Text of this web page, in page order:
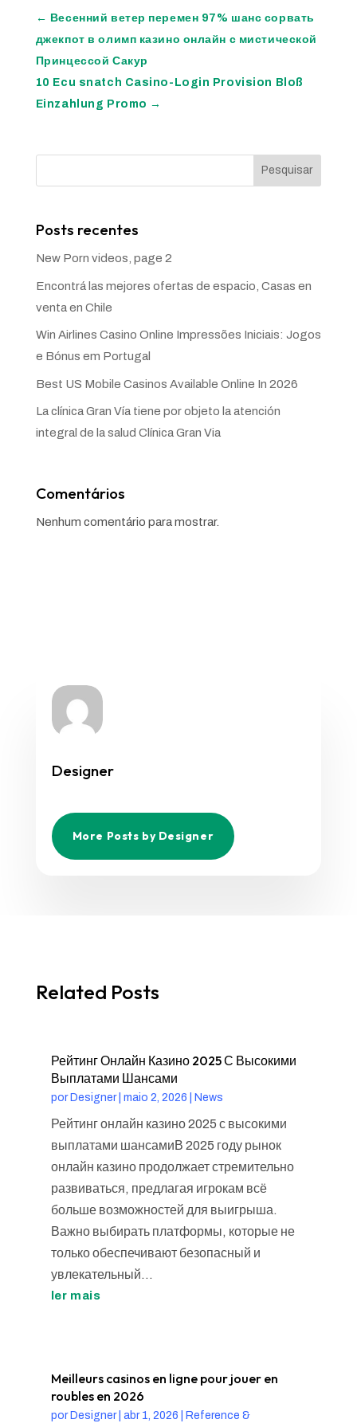
← Весенний ветер перемен 97% шанс сорвать
джекпот в олимп казино онлайн с мистической
Принцессой Сакур
10 Ecu snatch Casino-Login Provision Bloß
Einzahlung Promo →
Pesquisar
Posts recentes
New Porn videos, page 2
Encontrá las mejores ofertas de espacio, Casas en
venta en Chile
Win Airlines Casino Online Impressões Iniciais: Jogos
e Bónus em Portugal
Best US Mobile Casinos Available Online In 2026
La clínica Gran Vía tiene por objeto la atención
integral de la salud Clínica Gran Via
Comentários
Nenhum comentário para mostrar.
Designer
More Posts by Designer
Related Posts
Рейтинг Онлайн Казино 2025 С Высокими
Выплатами Шансами
por Designer| maio 2, 2026 News
Рейтинг онлайн казино 2025 с высокими
выплатами шансамиВ 2025 году рынок
онлайн казино продолжает стремительно
развиваться, предлагая игрокам всё
больше возможностей для выигрыша.
Важно выбирать платформы, которые не
только обеспечивают безопасный и
увлекательный...
ler mais
Meilleurs casinos en ligne pour jouer en
roubles en 2026
por Designer| abr 1, 2026 Reference &